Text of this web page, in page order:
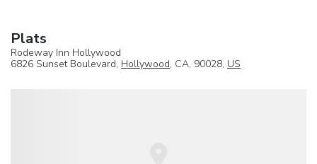
Plats
Rodeway Inn Hollywood
6826 Sunset Boulevard, Hollywood, CA, 90028, US